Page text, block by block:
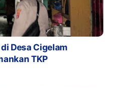
Desa Cigelam
TKP